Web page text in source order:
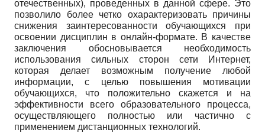
отечественных), проведенных в данной сфере. Это
позволило более четко охарактеризовать причины
снижения заинтересованности обучающихся при
освоении дисциплин в онлайн-формате. В качестве
заключения обосновывается необходимость
использования сильных сторон сети Интернет,
которая делает возможным получение любой
информации, с целью повышения мотивации
обучающихся, что положительно скажется и на
эффективности всего образовательного процесса,
осуществляющего полностью или частично с
применением дистанционных технологий.